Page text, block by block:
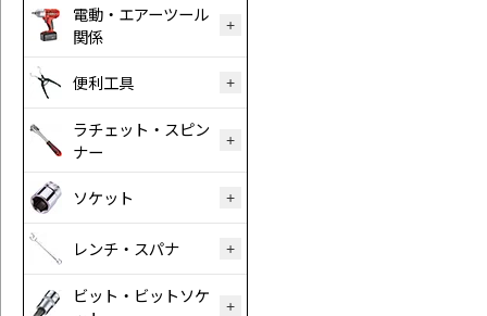
電動・エアーツール
関係
便利工具
ラチェット・スピン
ナー
ソケット
レンチ・スパナ
ビット・ビットソケ